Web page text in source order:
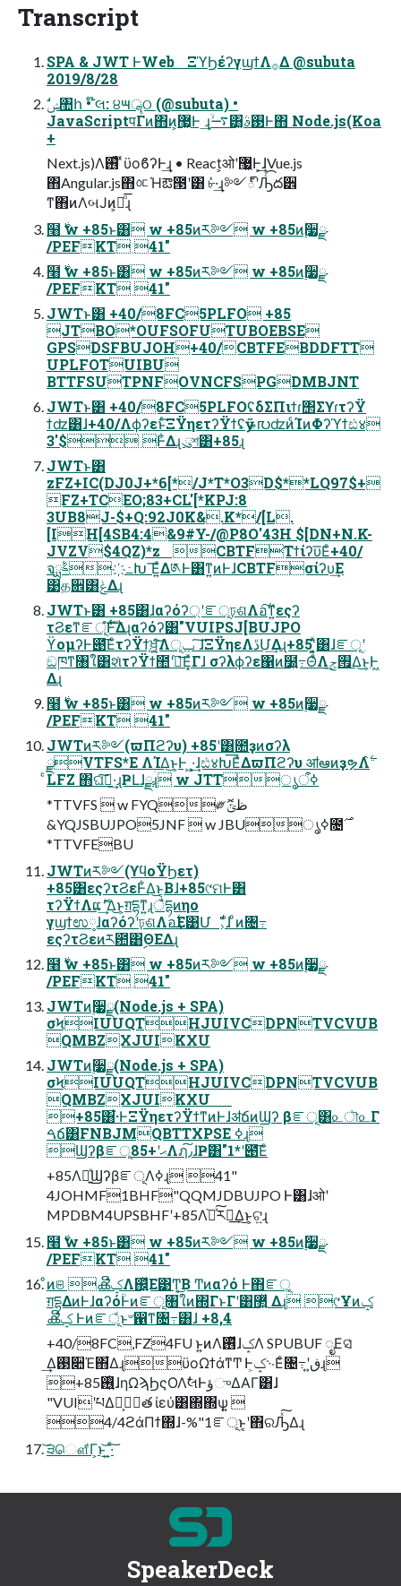
Transcript
SPA & JWT ͰWeb ΞϓϦέʔγϣϯΛ࡞Δ @subuta
2019/8/28
JavaScriptपΓͷ΋ͷ͕޷͖Ͱ ͢ɻ࠷ۙ͸͓࢓ࣄͰ΋ Node.js(Koa
+
Next.js)Λ࢖͑ͯ ͯϋοϐʔͰ͢ɻ • React͕ओʹ޷͖Ͱ͕͢ɺVue.js
΋Angular.js΋ᅂΉఔ౓ʹ͸ ৮ͬͯ·͢ɻ༻్ʹԠͨ͡ద੾
ͳ΋ͷΛબͿͷ͕ྑͦ͞͏ɻ
໨࣍ w +85ͱ͸ w +85ͷར༻ w +85ͷ࣮૷ྫ
/PEFKT 41"
໨࣍ w +85ͱ͸ w +85ͷར༻ w +85ͷ࣮૷ྫ
/PEFKT 41"
JWTͱ͸ +40/8FC5PLFO +85
JTBO*OUFSOFUTUBOEBSE
GPSDSFBUJOH+40/CBTFEBDDFTT
UPLFOTUIBU
BTTFSUTPNFOVNCFSPGDMBJNT
JWTͱ͸ +40/8FC5PLFOʢδΣΠιϯɾ΢ΣϒɾτʔΫ
ϯʣ͸ɺ+40/Λϕʔεͱͨ͠ΞΫηετʔΫϯʢӳ ޠ൛ʣͷͨΊͷΦʔϓϯඪ४
3'$ Ͱ͋Δɻ ུশ͸+85ɻ
JWTͱ͸
zFZ+IC(DJ0J+*6[*/J*T*O3D$**LQ97$+
FZ+TCEO;83+CL'[*KPJ:8
3UB8J-$+Q:92J0K&.K*/[L.
[IH[4SB4:4&9#Y-/@P8O'43H $[DN+N.K-
JVZV$4QZ)*z CBTFΤϯίʔυ͞Εͨ+40/
จࣈྻ҉߸Խ ͞Ε͍ͯΔ༁Ͱ͸ͳ͍ͷͰɺCBTFσίʔυ͢Ε
͹த਎͸ݟ͑Δɻ
JWTͱ͸ +85͸ɺαʔόʔ্ʹೝূঢ়ଶΛอ࣋͠ͳ͍εςʔ
τϨεͳೝূํࣜͰ͋Δɻαʔόʔ͸"VUIPSJ[BUJPO
ϔομʔͰ౉͞ΕͨτʔΫϯ͕ਖ਼͍͔͚ͩ͠Λݕূ ͠ɺΞΫηεΛڐՄ͢Δɻ+85ʹ͓͍ͯ͸ɺೝূʹ
ඞཁͳ৘ใ͸શͯτʔΫϯ಺ʹ֨ೲ͞Ε͓ͯΓɺ σʔλϕʔε΁ͷ໰͍߹ΘͤΛ࡟ݮ͢Δ͜ͱ͕Ͱ͖
Δɻ
໨࣍ w +85ͱ͸ w +85ͷར༻ w +85ͷ࣮૷ྫ
/PEFKT 41"
JWTͷར༻(ϖΠϩʔυ) +85ʹ͸೚ҙͷσʔλ
ྫVTFS*E ΛؚΊΔ͜ͱ͕Ͱ ͖·͕͢ɺඪ४Խ͞ΕͯΔϖΠϩʔυ ॴఆͷҙຯΛ࣋ͬ
ͨLFZ ΋ଘࡏ͠·͢ɻҎԼɺྫɻ w JTTൃߦऀ
*TTVFS  w FYQ༗ޮظݶ
&YQJSBUJPO5JNF  w JBUൃߦ೔࣌
*TTVFEBU
JWTͷར༻(ϒϥοΫϦετ)
+85͸εςʔτϨεͰ͋Δ͜ͱ͔Βɺ+85୯ମͰ͸
τʔΫϯΛແޮʹ͢Δ͜ͱ͕ग़དྷͳ͍ɻैདྷͷηο
γϣϯಉ༷ɺαʔόʔʹঢ়ଶΛอ࣋͢Ε͹Մೳ͕ͩɺ ͦͷ৔߹
εςʔτϨεͷར఺͸ࣦΘΕΔɻ
໨࣍ w +85ͱ͸ w +85ͷར༻ w +85ͷ࣮૷ྫ
/PEFKT 41"
JWTͷ࣮૷ྫ(Node.js + SPA)
σϞIUUQTHJUIVCDPNTVCVUB
QMBZXJUIKXU
JWTͷ࣮૷ྫ(Node.js + SPA)
σϞIUUQTHJUIVCDPNTVCVUB
QMBZXJUIKXU
+85͸͋͘·ͰΞΫηετʔΫϯͳͷͰɺॳճͷϢʔ βೝূ͸௨ৗ௨Γ
ࠓճ͸FNBJMQBTTXPSE ߦ͏ɻ
Ϣʔβೝূޙʹ+85Λฦ٫͠ɺҎ߱͸"1*ʹ౉͞Εͨ
+85Λ༻͍ͯϢʔβೝূΛߦ͏ɻ 41"
4JOHMF1BHF"QQMJDBUJPO Ͱ͸ɺओʹ
MPDBM4UPSBHFʹ+85Λ֨ೲͯ͠ར༻͢Δ͜ͱ͕ଟ͍ɻ
໨࣍ w +85ͱ͸ w +85ͷར༻ w +85ͷ࣮૷ྫ
/PEFKT 41"
ͦͷଞ ൿີݤΛ஌͍ͬͯΕ͹Ͳ͔͜Β Ͳͷαʔό Ͱ΋ೝূ͕
ग़དྷΔͷͰɺαʔόؒͰͷೝূ৘ใͷ΍ΓͱΓʹ͸޲͍ͯ Δɻ ୯Ұͷݤ
ൿີݤ Ͱͷೝূͩͱ৺഑ͳ৔߹͸ɺ +8,4
+40/8FC,FZ4FU ͱ͍͏ͷΛ࢖ͬͯɺݤΛ SPUBUF ೖΕସ͑
͢Δ࢓૊Έ΋͋ΔɻϋοΩϯάͳͲ Ͱݤ͕࿙Εͨ৔߹ʹڧ͍ɻ
+85࢖͍ͭͭɺηΩϡϦςΟΛࣗલͰؤுΔΑΓ͸ɺ
"VUIʹཔΔํ͕ݱ࣮త ίεύ͸΍΍ѱ͍ 
4/4ϩάΠϯ΍ɺ-%"1ೝূͱ͔ʹ΋ରԠͯ͠Δɻ
͝੩ௌ͋Γ͕ͱ͏͟͝ ͍·ͨ͠
SpeakerDeck